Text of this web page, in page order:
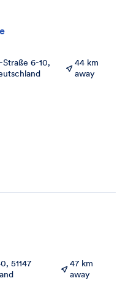
Straße 6-10,
44 km
away
51147
47 km
away